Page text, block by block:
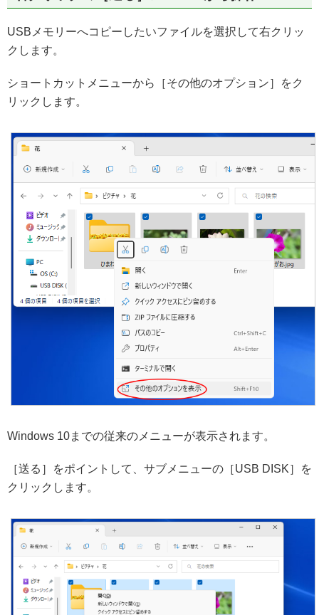
USBメモリーへコピーしたいファイルを選択して右クリッ
クします。
ショートカットメニューから［その他のオプション］をク
リックします。
Windows 10までの従来のメニューが表示されます。
［送る］をポイントして、サブメニューの［USB DISK］を
クリックします。